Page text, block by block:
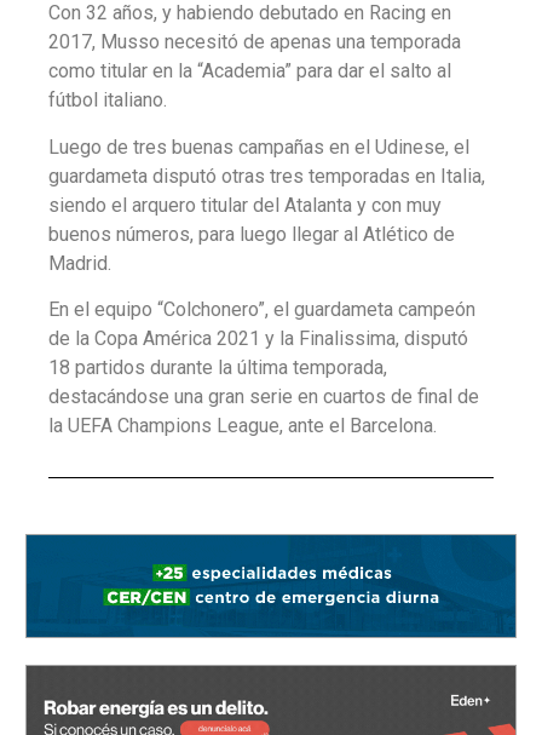
Con 32 años, y habiendo debutado en Racing en
2017, Musso necesitó de apenas una temporada
como titular en la “Academia” para dar el salto al
fútbol italiano.
Luego de tres buenas campañas en el Udinese, el
guardameta disputó otras tres temporadas en Italia,
siendo el arquero titular del Atalanta y con muy
buenos números, para luego llegar al Atlético de
Madrid.
En el equipo “Colchonero”, el guardameta campeón
de la Copa América 2021 y la Finalissima, disputó
18 partidos durante la última temporada,
destacándose una gran serie en cuartos de final de
la UEFA Champions League, ante el Barcelona.